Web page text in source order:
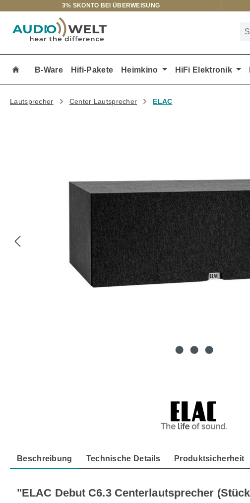
Hauptinhalt springen
Zur Suche springen
Zur Hauptnavigation springen
3% SKONTO BEI ÜBERWEISUNG
B-Ware Hifi-Pakete Heimkino HiFi Elektronik
Lautsprecher Center Lautsprecher ELAC
Beschreibung Technische Details Produktsicherheit
"ELAC Debut C6.3 Centerlautsprecher